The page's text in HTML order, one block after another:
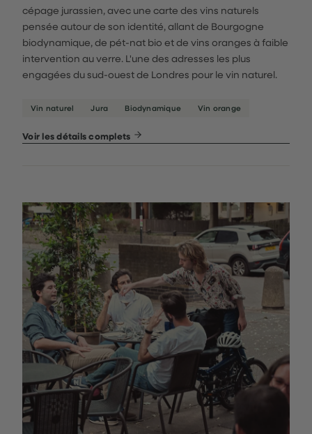
cépage jurassien, avec une carte des vins naturels
pensée autour de son identité, allant de Bourgogne
biodynamique, de pét-nat bio et de vins oranges à faible
intervention au verre. L'une des adresses les plus
engagées du sud-ouest de Londres pour le vin naturel.
Vin naturel Jura Biodynamique Vin orange
Voir les détails complets